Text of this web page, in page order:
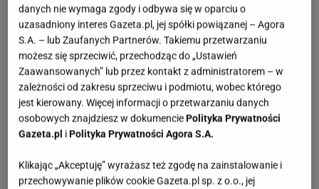
Poziom trudności łatwy
Można zamrażać?Nie
danych nie wymaga zgody i odbywa się w oparciu o
uzasadniony interes Gazeta.pl, jej spółki powiązanej – Agora
S.A. – lub Zaufanych Partnerów. Takiemu przetwarzaniu
możesz się sprzeciwić, przechodząc do „Ustawień
Zaawansowanych” lub przez kontakt z administratorem – w
zależności od zakresu sprzeciwu i podmiotu, wobec którego
jest kierowany. Więcej informacji o przetwarzaniu danych
osobowych znajdziesz w dokumenciePolityka Prywatności
Gazeta.pl iPolityka Prywatności Agora S.A.
Klikając „Akceptuję” wyrażasz też zgodę na zainstalowanie i
przechowywanie plików cookie Gazeta.pl sp. z o.o., jej